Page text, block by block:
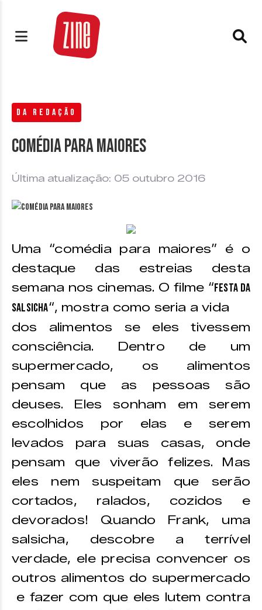
DA REDAÇÃO
Comédia para maiores
Última atualização: 05 outubro 2016
Uma “comédia para maiores” é o
destaque das estreias desta
semana nos cinemas. O filme “Festa da
Salsicha“, mostra como seria a vida
dos alimentos se eles tivessem
consciência. Dentro de um
supermercado, os alimentos
pensam que as pessoas são
deuses. Eles sonham em serem
escolhidos por elas e serem
levados para suas casas, onde
pensam que viverão felizes. Mas
eles nem suspeitam que serão
cortados, ralados, cozidos e
devorados! Quando Frank, uma
salsicha, descobre a terrível
verdade, ele precisa convencer os
outros alimentos do supermercado
e fazer com que eles lutem contra